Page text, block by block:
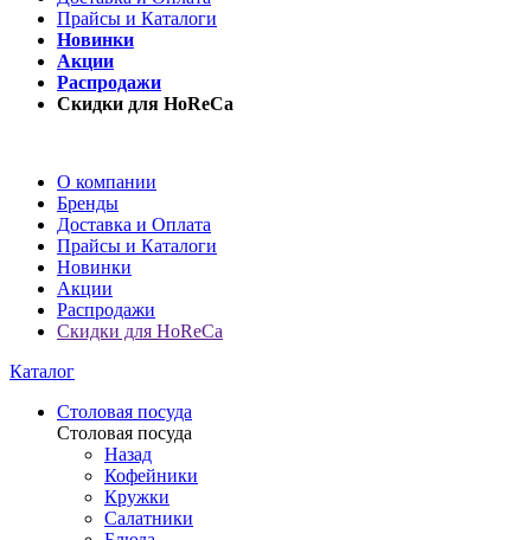
Прайсы и Каталоги
Новинки
Акции
Распродажи
Скидки для HoReCa
О компании
Бренды
Доставка и Оплата
Прайсы и Каталоги
Новинки
Акции
Распродажи
Скидки для HoReCa
Каталог
Столовая посуда
Столовая посуда
Назад
Кофейники
Кружки
Салатники